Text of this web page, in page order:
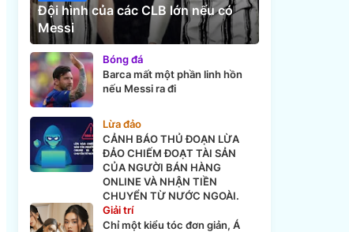
Đội hình của các CLB lớn nếu có
Messi
Bóng đá
Barca mất một phần linh hồn
nếu Messi ra đi
Lừa đảo
CẢNH BÁO THỦ ĐOẠN LỪA
ĐẢO CHIẾM ĐOẠT TÀI SẢN
CỦA NGƯỜI BÁN HÀNG
ONLINE VÀ NHẬN TIỀN
CHUYỂN TỪ NƯỚC NGOÀI.
Giải trí
Chỉ một kiểu tóc đơn giản, Á